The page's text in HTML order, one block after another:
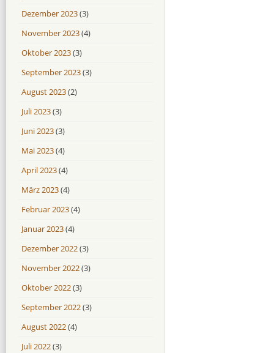
Dezember 2023(3)
November 2023(4)
Oktober 2023(3)
September 2023(3)
August 2023(2)
Juli 2023(3)
Juni 2023(3)
Mai 2023(4)
April 2023(4)
März 2023(4)
Februar 2023(4)
Januar 2023(4)
Dezember 2022(3)
November 2022(3)
Oktober 2022(3)
September 2022(3)
August 2022(4)
Juli 2022(3)